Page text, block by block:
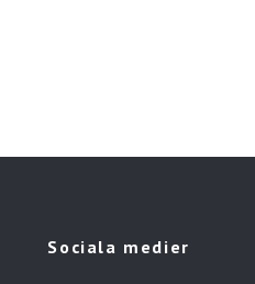
Sociala medier